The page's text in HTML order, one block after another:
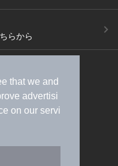
that we and
advertisi
on our servi
らから
広告出稿のご案内
規約
ヘルプ
採用情報